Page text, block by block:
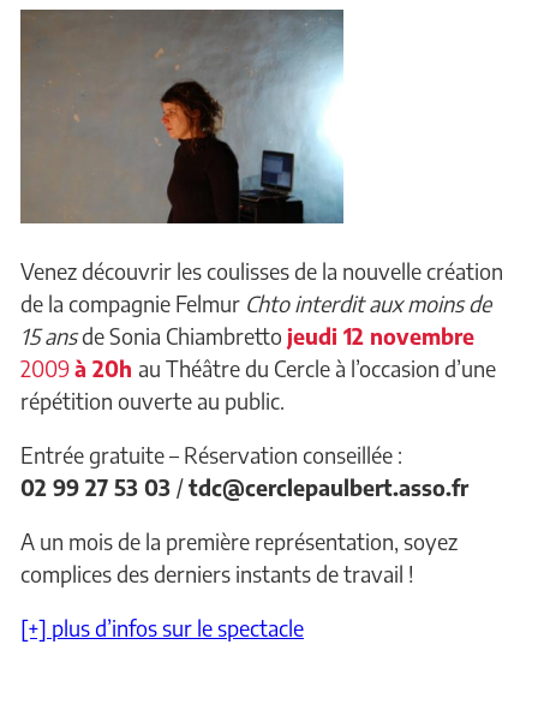
Venez découvrir les coulisses de la nouvelle création
de la compagnie Felmur Chto interdit aux moins de
15 ansde Sonia Chiambretto jeudi 12 novembre
2009à 20h au Théâtre du Cercle à l’occasion d’une
répétition ouverte au public.
Entrée gratuite – Réservation conseillée :
02 99 27 53 03 /tdc@cerclepaulbert.asso.fr
A un mois de la première représentation, soyez
complices des derniers instants de travail !
[+] plus d’infos sur le spectacle